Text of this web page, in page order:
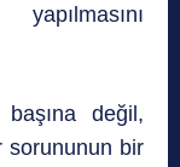
değil,
sorununun bir